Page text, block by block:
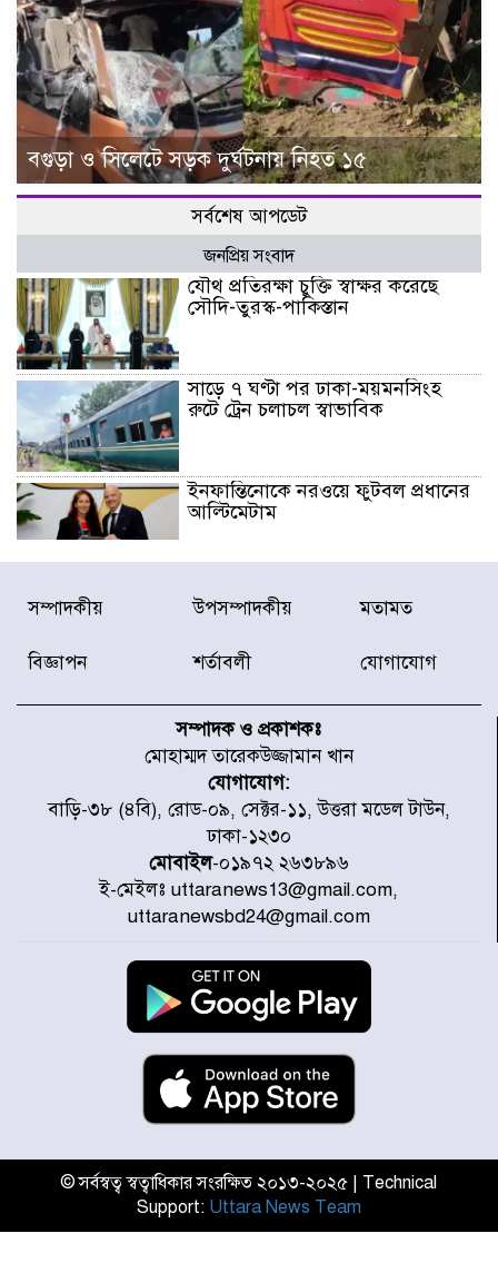
বগুড়া ও সিলেটে সড়ক দুর্ঘটনায় নিহত ১৫
সর্বশেষ আপডেট
জনপ্রিয় সংবাদ
যৌথ প্রতিরক্ষা চুক্তি স্বাক্ষর করেছে
সৌদি-তুরস্ক-পাকিস্তান
সাড়ে ৭ ঘণ্টা পর ঢাকা-ময়মনসিংহ
রুটে ট্রেন চলাচল স্বাভাবিক
ইনফান্তিনোকে নরওয়ে ফুটবল প্রধানের
আল্টিমেটাম
দেশে ভারি বৃষ্টির সতর্কবার্তা, ১০
জেলায় বন্যার পূর্বাভাস
স্থাপনের উদ্যোগ চান মিয়া ব্যাপারীর
৭ জেলায় ঝোড়ো হাওয়াসহ বজ্রবৃষ্টির
শঙ্কা
বগুড়া ও সিলেটে সড়ক দুর্ঘটনায় নিহত
১৫
জুলাইয়ে দেশজুড়ে ৪৫৮টি সড়ক
দুর্ঘটনায় ৪১৬ জন নিহত হয়েছেন
হারিয়ে যাওয়া শিশুকে পরিবারের কাছে
ফিরিয়ে প্রশংসায় ভাসছেন খিলক্ষেত
আজ থেকে উন্মুক্ত ‘জুলাই গণঅভ্যুত্থান
স্মৃতি জাদুঘর
সম্পাদকীয় উপসম্পাদকীয় মতামত
বিজ্ঞাপন শর্তাবলী যোগাযোগ
সম্পাদক ও প্রকাশকঃ
মোহাম্মদ তারেকউজ্জামান খান
যোগাযোগ:
বাড়ি-৩৮ (৪বি), রোড-০৯, সেক্টর-১১, উত্তরা মডেল টাউন,
ঢাকা-১২৩০
মোবাইল-০১৯৭২ ২৬৩৮৯৬
ই-মেইলঃ uttaranews13@gmail.com,
uttaranewsbd24@gmail.com
© সর্বস্বত্ব স্বত্বাধিকার সংরক্ষিত ২০১৩-২০২৫ | Technical
Support: Uttara News Team